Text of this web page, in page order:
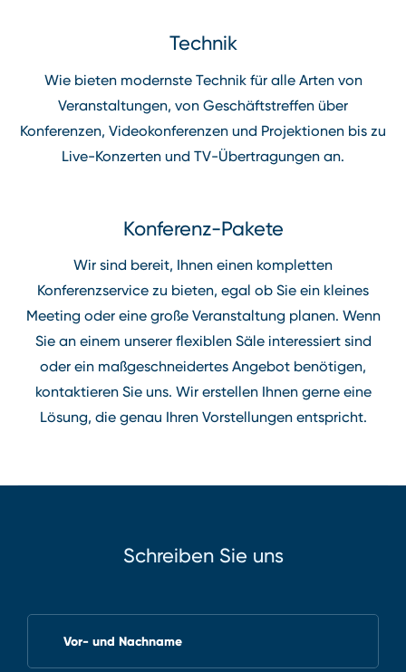
Technik
Wie bieten modernste Technik für alle Arten von
Veranstaltungen, von Geschäftstreffen über
Konferenzen, Videokonferenzen und Projektionen bis zu
Live⁠-⁠Konzerten und TV⁠-⁠Übertragungen an.
Konferenz⁠-⁠Pakete
Wir sind bereit, Ihnen einen kompletten
Konferenzservice zu bieten, egal ob Sie ein kleines
Meeting oder eine große Veranstaltung planen. Wenn
Sie an einem unserer flexiblen Säle interessiert sind
oder ein maßgeschneidertes Angebot benötigen,
kontaktieren Sie uns. Wir erstellen Ihnen gerne eine
Lösung, die genau Ihren Vorstellungen entspricht.
Schreiben Sie uns
Vor- und Nachname